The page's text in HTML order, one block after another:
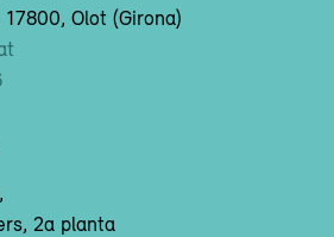
Olot (Girona)
2a planta